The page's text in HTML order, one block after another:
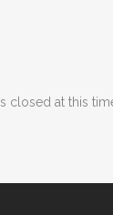
closed at this